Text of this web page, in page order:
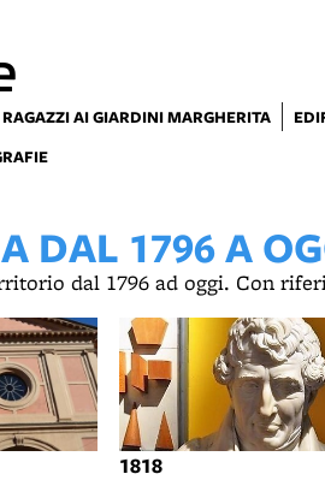
AI GIARDINI MARGHERITA
DAL 1796 A
dal 1796 ad oggi. Con
1818